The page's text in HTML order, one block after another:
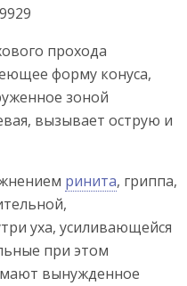
прохода
форму конуса,
зоной
вызывает острую и
ринита, гриппа,
уха, усиливающейся
при этом
вынужденное